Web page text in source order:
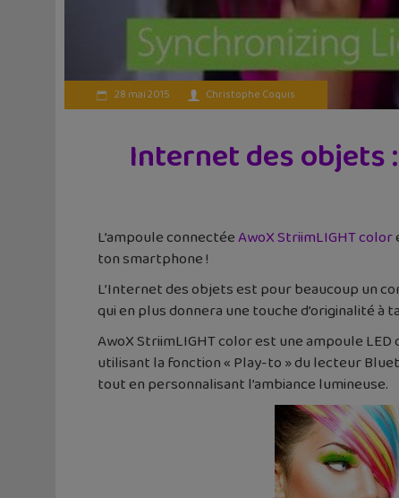
28 mai 2015 Christophe Coquis
Internet des objets
L’ampoule connectéeAwoX StriimLIGHT color
ton smartphone !
L’Internet des objets est pour beaucoup un
qui en plus donnera une touche d’originalité à
AwoX StriimLIGHT color est une ampoule
utilisant la fonction « Play-to » du lecteur
tout en personnalisant l’ambiance lumineuse.